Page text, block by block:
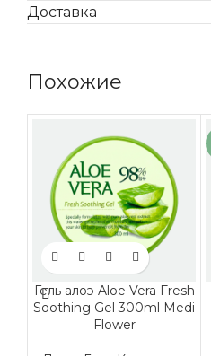
Доставка
Похожие
Гель алоэ Aloe Vera Fresh
Soothing Gel 300ml Medi
Flower